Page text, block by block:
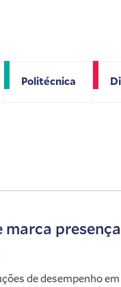
Politécnica
de desempenho